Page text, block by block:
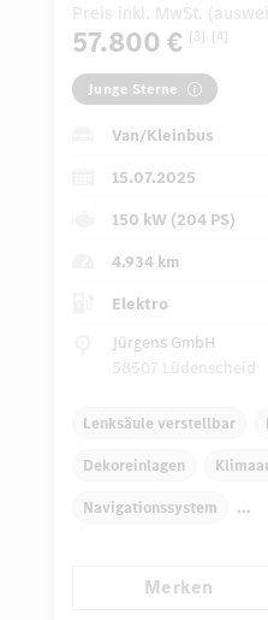
Preis inkl. MwSt.
57.800 € [3] [4]
Junge Sterne
Van/Kleinbus
15.07.2025
150 kW (204 PS)
4.934 km
Elektro
Jürgens GmbH
58507 Lüdenscheid
Lenksäule verstellbar
Dekoreinlagen
Navigationssystem
Fahrersitz höhenverstellbar
Merken